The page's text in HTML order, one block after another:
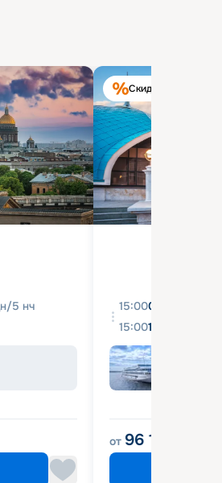
/5 нч
Скидка на круиз
15:0008 августа
15:0018 августа
от 96 120